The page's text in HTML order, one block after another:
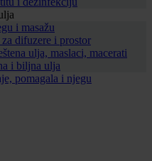
i masažu
difuzere i prostor
ulja, maslaci, macerati
i biljna ulja
pomagala i njegu